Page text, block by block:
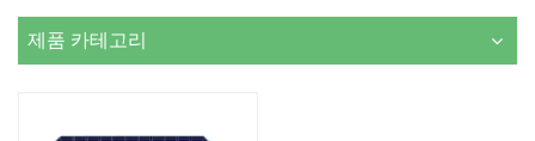
제품 카테고리